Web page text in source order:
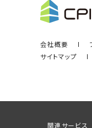
会社概要
サイトマップ
関連サービス